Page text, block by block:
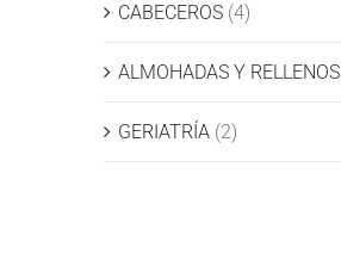
CABECEROS (4)
ALMOHADAS Y RELLENOS
GERIATRÍA (2)